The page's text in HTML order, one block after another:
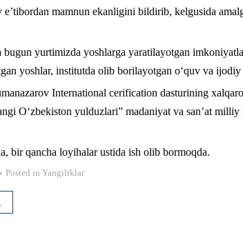
e’tibordan mamnun ekanligini bildirib, kelgusida
bugun yurtimizda yoshlarga yaratilayotgan
yoshlar, institutda olib borilayotgan o‘quv va ijodiy
International cerification dasturining
O‘zbekiston yulduzlari” madaniyat va san’at
bir qancha loyihalar ustida ish olib bormoqda.
Posted in Yangiliklar